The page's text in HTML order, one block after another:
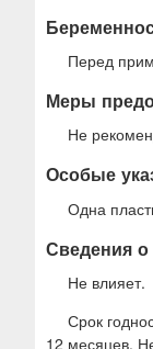
Перед
Меры
Не
Особые
Одна
Сведения
Не влияет.
Срок
12 месяцев.